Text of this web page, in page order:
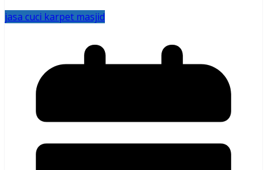
jasa cuci karpet masjid